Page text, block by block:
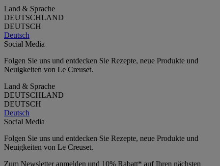
Land & Sprache
DEUTSCHLAND
DEUTSCH
Deutsch
Social Media
Folgen Sie uns und entdecken Sie Rezepte, neue Produkte und
Neuigkeiten von Le Creuset.
Land & Sprache
DEUTSCHLAND
DEUTSCH
Deutsch
Social Media
Folgen Sie uns und entdecken Sie Rezepte, neue Produkte und
Neuigkeiten von Le Creuset.
Zum Newsletter anmelden und 10% Rabatt* auf Ihren nächsten